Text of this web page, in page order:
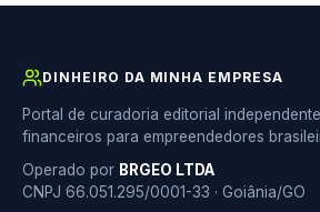
DINHEIRO DA MINHA EMPRESA
Portal de curadoria editorial
financeiros para empreendedores
Operado por BRGEO LTDA
CNPJ 66.051.295/0001-33 · Goiânia/GO